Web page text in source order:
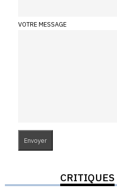
VOTRE MESSAGE
CRITIQUES